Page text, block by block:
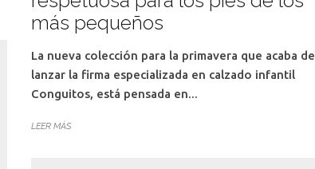
más pequeños
La nueva colección para la primavera que acaba de
lanzar la firma especializada en calzado infantil
Conguitos, está pensada en...
LEER MÁS